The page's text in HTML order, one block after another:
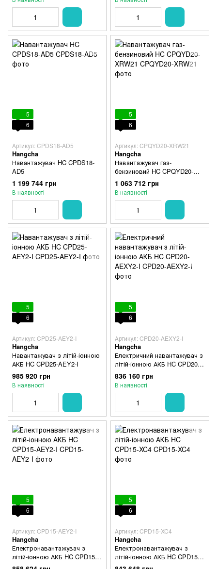
5
6
Артикул: CPDS18-AD5
Hangcha
Навантажувач HC CPDS18-
AD5
1 199 744 грн
В наявності
5
6
Артикул: CPQYD20-XRW21
Hangcha
Навантажувач газ-
бензиновий HC CPQYD20-
XRW21
1 063 712 грн
В наявності
5
6
Артикул: CPD25-AEY2-I
Hangcha
Навантажувач з літій-іонною
АКБ HC CPD25-AEY2-I
985 920 грн
В наявності
5
6
Артикул: CPD20-AEXY2-I
Hangcha
Електричний навантажувач з
літій-іонною АКБ HC CPD20-
AEXY2-I
836 160 грн
В наявності
5
6
Артикул: CPD15-AEY2-I
Hangcha
Електронавантажувач з
літій-іонною АКБ HC CPD15-
AEY2-I
5
6
Артикул: CPD15-XC4
Hangcha
Електронавантажувач з
літій-іонною АКБ HC CPD15-
XC4